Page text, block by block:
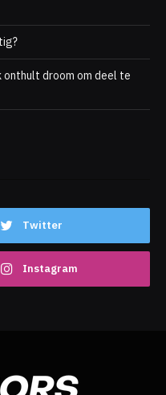
onthult droom om deel te
Twitter
Instagram